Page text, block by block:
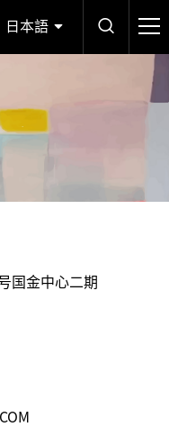
日本語
国金中心二期